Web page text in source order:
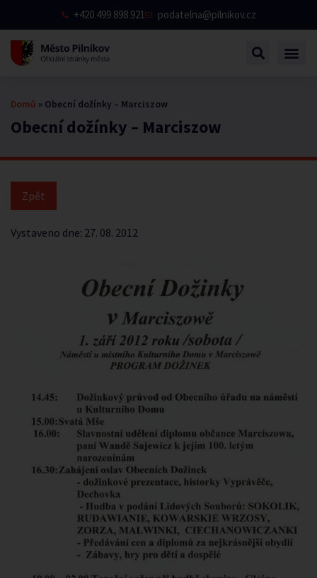
+420 499 898 921 podatelna@pilnikov.cz
Obecní dožínky – Marciszow
Domů » Obecní dožínky – Marciszow
Vystaveno dne: 27. 08. 2012